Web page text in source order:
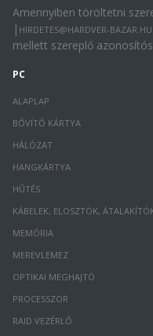
Amennyiben töröltetni
| HIRDETES@HARDVER-BAZAR.HU
mellett szereplő
PC
ALAPLAP
BŐVÍTŐ KÁRTYA
HÁLÓZAT
HANGKÁRTYA
HŰTÉS
KÁBELEK, ELOSZTÓK,
MEMÓRIA
MEREVLEMEZ
OPTIKAI MEGHAJTÓ
PROCESSZOR
RAID VEZÉRLŐ